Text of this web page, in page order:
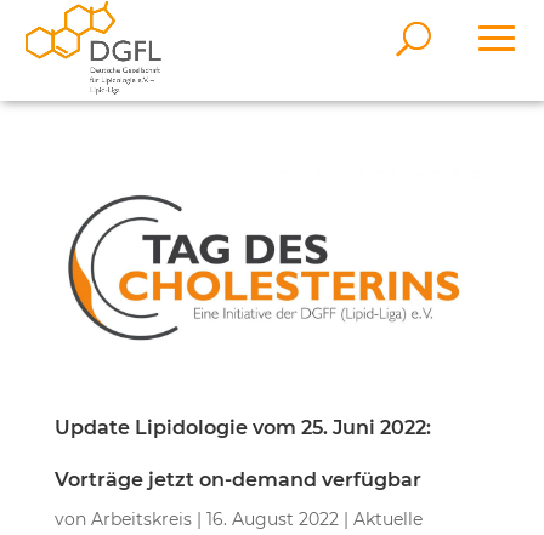
Update Lipidologie vom 25. Juni 2022:
Vorträge jetzt on-demand verfügbar
von Arbeitskreis| 16. August 2022| Aktuelle